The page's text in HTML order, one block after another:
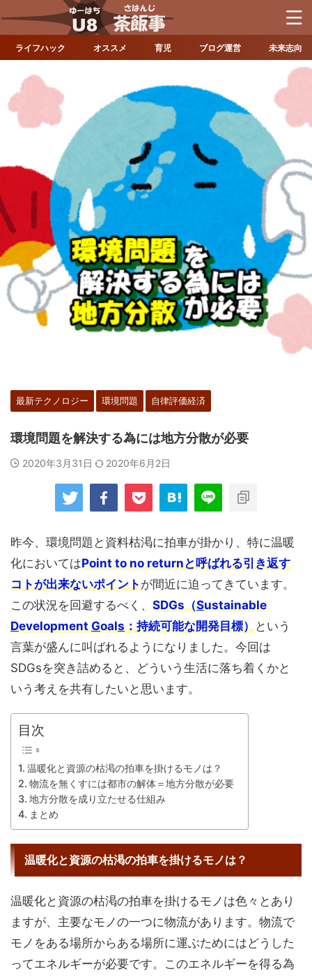
ライフハック オススメ 育児 ブログ運営 未来志向
最新テクノロジー 環境問題 自律評価経済
環境問題を解決する為には地方分散が必要
2020年3月31日 2020年6月2日
昨今、環境問題と資料枯渇に拍車が掛かり、特に温暖
化においてはPoint to no returnと呼ばれる引き返す
コトが出来ないポイントが間近に迫ってきています。
この状況を回避するべく、 SDGs（Sustainable
DevelopmentGoals：持続可能な開発目標）という
言葉が盛んに叫ばれるようになりました。今回は
SDGsを突き詰めると、どういう生活に落ち着くかと
いう考えを共有したいと思います。
目次
温暖化と資源の枯渇の拍車を掛けるモノは？
物流を無くすには都市の解体＝地方分散が必要
地方分散を成り立たせる仕組み
まとめ
温暖化と資源の枯渇の拍車を掛けるモノは？
温暖化と資源の枯渇の拍車を掛けるモノは色々とあり
ますが、主要なモノの一つに物流があります。物流で
モノをある場所からある場所に運ぶためにはどうした
ってエネルギーが必要です。このエネルギーを得る為